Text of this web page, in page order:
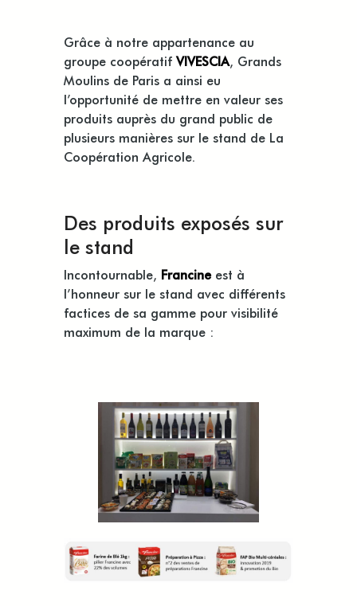
Grâce à notre appartenance au
groupe coopératifVIVESCIA, Grands
Moulins de Paris a ainsi eu
l’opportunité de mettre en valeur ses
produits auprès du grand public de
plusieurs manières sur le stand de La
Coopération Agricole.
Des produits exposés sur
le stand
Incontournable, Francine est à
l’honneur sur le stand avec différents
factices de sa gamme pour visibilité
maximum de la marque :